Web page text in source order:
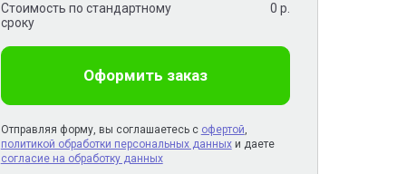
Стоимость по стандартному
сроку
0 р.
Оформить заказ
Отправляя форму, вы соглашаетесь с офертой,
политикой обработки персональных данныхи даете
согласие на обработку данных